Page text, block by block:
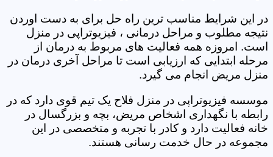
در این شرایط مناسب ترین راه حل برای به دست اوردن
نتیجه مطلوب و مراحل درمانی ، فیزیوتراپی در منزل
است. امروزه همه فعالیت های مربوط به درمان از
مرحله ابتدایی که ارزیابی است تا مراحل آخری درمان در
منزل مریض انجام می گیرد.
موسسه فیزیوتراپی در منزل فلاح یک تیم قوی دارد که در
رابطه با نگهداری اشخاص مریض، بچه و بزرگسال در
خانه فعالیت دارد و کادر با تجربه و متخصصی در این
مجموعه در حال خدمت رسانی هستند.